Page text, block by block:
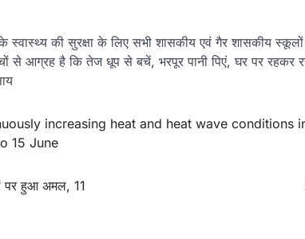
स्वास्थ्य की सुरक्षा के लिए सभी शासकीय एवं गैर शासकीय
से आग्रह है कि तेज धूप से बचें, भरपूर पानी पिएं, घर पर रहकर
increasing heat and heat wave conditions
15 June
पर हुआ अमल, 11